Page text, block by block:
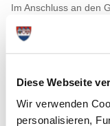
Diese Webseite
Wir verwenden
personalisieren,
Im Anschluss an den
When?
Sunday, 29.03.2026
10:00 Uhr
St. Johannes-
,Kremperheide